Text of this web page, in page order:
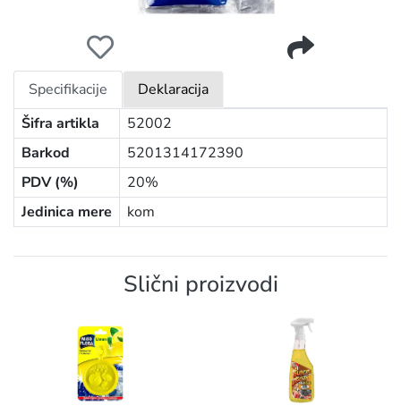
Specifikacije
Deklaracija
Šifra artikla
52002
Barkod
5201314172390
PDV (%)
20%
Jedinica mere
kom
Slični proizvodi